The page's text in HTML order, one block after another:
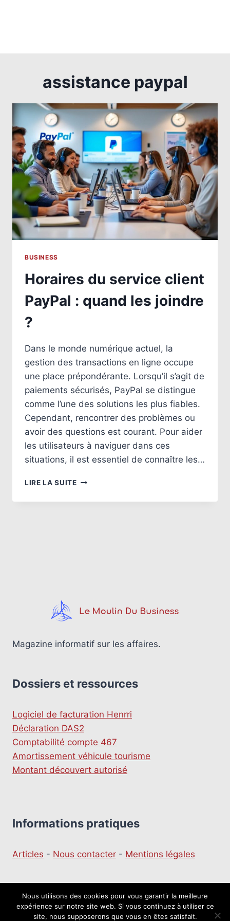
assistance paypal
BUSINESS
Horaires du service client
PayPal : quand les joindre
?
Dans le monde numérique actuel, la
gestion des transactions en ligne occupe
une place prépondérante. Lorsqu’il s’agit de
paiements sécurisés, PayPal se distingue
comme l’une des solutions les plus fiables.
Cependant, rencontrer des problèmes ou
avoir des questions est courant. Pour aider
les utilisateurs à naviguer dans ces
situations, il est essentiel de connaître les…
LIRE LA SUITEHORAIRES
SERVICE
Magazine informatif sur les affaires.
Dossiers et ressources
Logiciel de facturation Henrri
Déclaration DAS2
Comptabilité compte 467
Amortissement véhicule tourisme
Montant découvert autorisé
Informations pratiques
Articles - Nous contacter - Mentions légales
© 2026 Le moulin du Business
Nous utilisons des cookies pour vous garantir la meilleure
expérience sur notre site web. Si vous continuez à utiliser ce
site, nous supposerons que vous en êtes satisfait.